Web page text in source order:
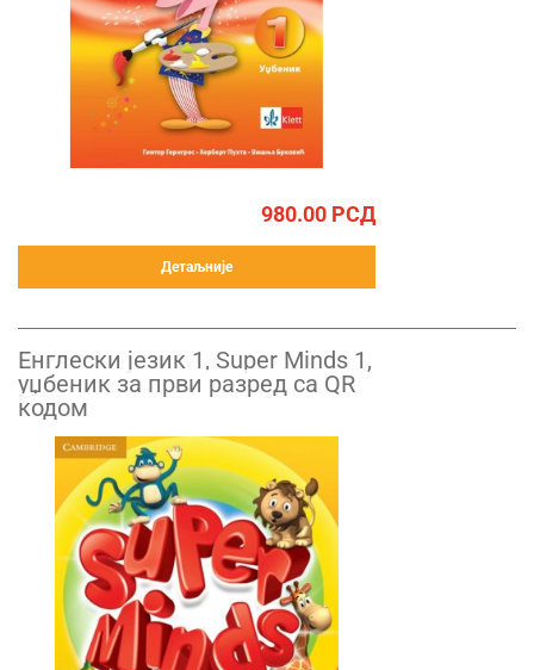
980.00 РСД
Детаљније
Енглески језик 1, Super Minds 1,
уџбеник за први разред са QR
кодом